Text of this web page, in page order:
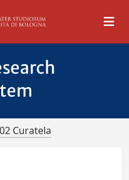
Curatela